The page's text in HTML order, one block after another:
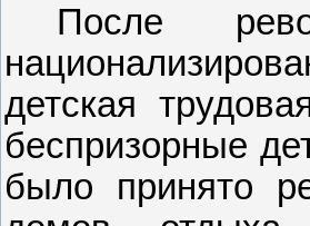
После
детская
беспризорные
было принято